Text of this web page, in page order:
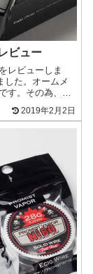
ビュー
レビューしま
した。オームメ
す。その為、両
2019年2月2日